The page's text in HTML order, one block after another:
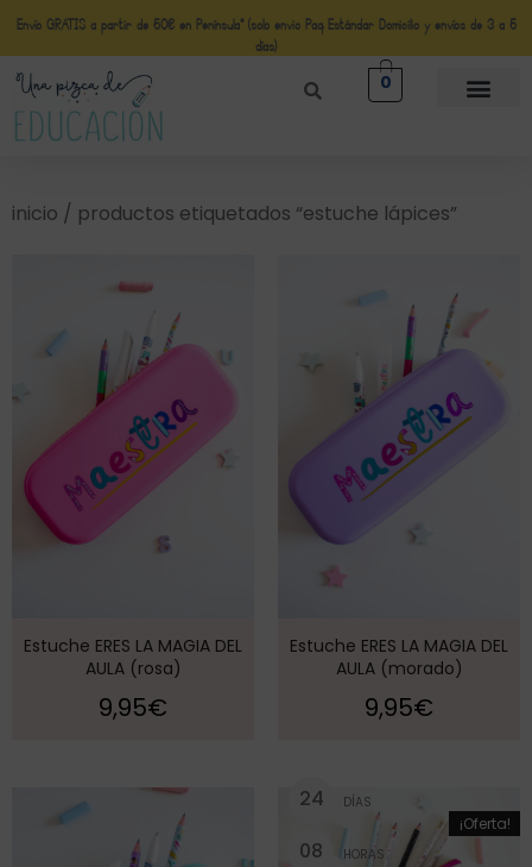
Envío GRATIS a partir de 50€ en Península* (solo envio Paq Estándar Domicilio y envíos de 3 a 5
días)
0
inicio / productos etiquetados “estuche lápices”
Estuche ERES LA MAGIA DEL
AULA (rosa)
9,95€
Estuche ERES LA MAGIA DEL
AULA (morado)
9,95€
¡Oferta!
24 DÍAS
08 HORAS